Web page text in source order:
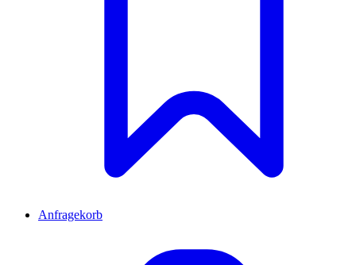
Anfragekorb